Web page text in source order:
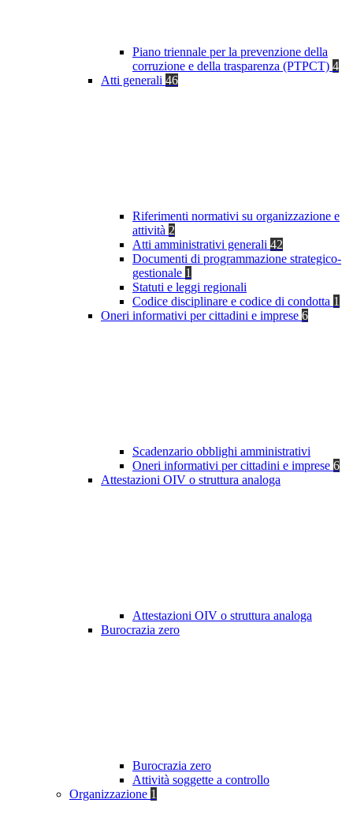
Piano triennale per la prevenzione della
corruzione e della trasparenza (PTPCT) 4
Atti generali 46
Riferimenti normativi su organizzazione e
attività 2
Atti amministrativi generali 42
Documenti di programmazione strategico-
gestionale 1
Statuti e leggi regionali
Codice disciplinare e codice di condotta 1
Oneri informativi per cittadini e imprese 6
Scadenzario obblighi amministrativi
Oneri informativi per cittadini e imprese 6
Attestazioni OIV o struttura analoga
Attestazioni OIV o struttura analoga
Burocrazia zero
Burocrazia zero
Attività soggette a controllo
Organizzazione 1